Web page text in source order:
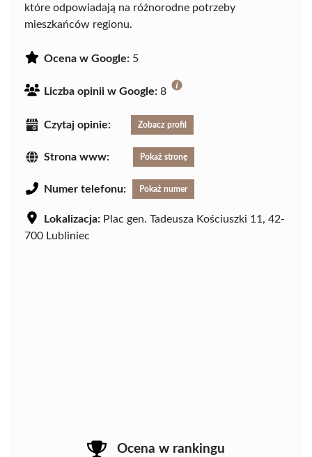
które odpowiadają na różnorodne potrzeby
mieszkańców regionu.
Ocena w Google: 5
Liczba opinii w Google: 8
Czytaj opinie: Zobacz profil
Strona www: Pokaż stronę
Numer telefonu: Pokaż numer
Lokalizacja: Plac gen. Tadeusza Kościuszki 11, 42-
700 Lubliniec
Ocena w rankingu